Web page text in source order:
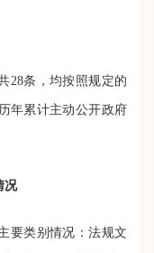
条，均按照规定的
年累计主动公开政府
况
类别情况：法规文